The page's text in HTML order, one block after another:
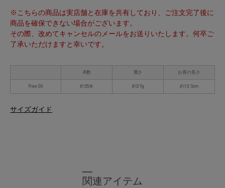
※こちらの商品は実店舗と在庫を共有しており、ご注文完了後に
商品を確保できない場合がございます。
その際、改めてキャンセルのメールをお送りいたします。何卒ご
了承いただけますと幸いです。
本数 重さ お香の長さ
Free 00 約55本 約37g 約13.5cm
サイズガイド
関連アイテム